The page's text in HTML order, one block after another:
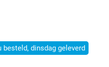
besteld, dinsdag geleverd